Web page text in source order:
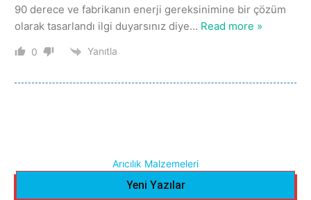
90 derece ve fabrikanın enerji gereksinimine bir çözüm
olarak tasarlandı ilgi duyarsınız diye… Read more »
0 Yanıtla
Arıcılık Malzemeleri
Yeni Yazılar